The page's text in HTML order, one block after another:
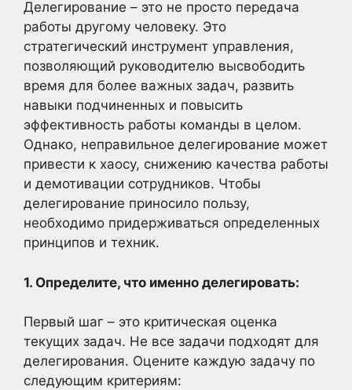
Делегирование – это не просто передача
работы другому человеку. Это
стратегический инструмент управления,
позволяющий руководителю высвободить
время для более важных задач, развить
навыки подчиненных и повысить
эффективность работы команды в целом.
Однако, неправильное делегирование может
привести к хаосу, снижению качества работы
и демотивации сотрудников. Чтобы
делегирование приносило пользу,
необходимо придерживаться определенных
принципов и техник.
1. Определите, что именно делегировать:
Первый шаг – это критическая оценка
текущих задач. Не все задачи подходят для
делегирования. Оцените каждую задачу по
следующим критериям: